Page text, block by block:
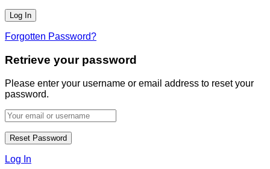
Forgotten Password?
Retrieve your password
Please enter your username or email address to reset your
password.
Log In